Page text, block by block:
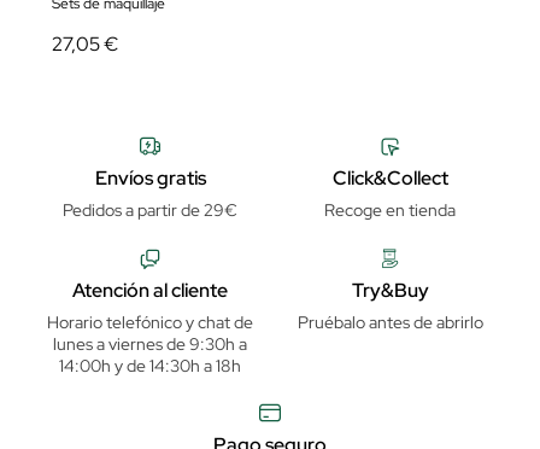
27,05 €
Envíos gratis
Pedidos a partir de 29€
Click&Collect
Recoge en tienda
Atención al cliente
Horario telefónico y chat de
lunes a viernes de 9:30h a
14:00h y de 14:30h a 18h
Try&Buy
Pruébalo antes de abrirlo